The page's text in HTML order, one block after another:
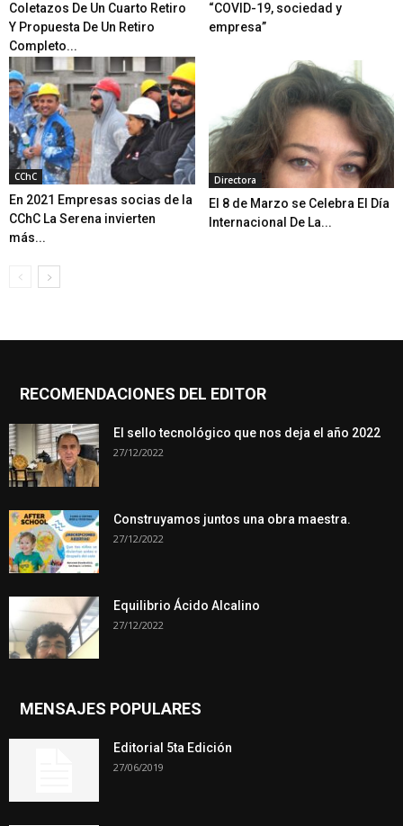
Coletazos De Un Cuarto Retiro
Y Propuesta De Un Retiro
Completo...
“COVID-19, sociedad y
empresa”
CChC
En 2021 Empresas socias de la
CChC La Serena invierten
más...
Directora
El 8 de Marzo se Celebra El Día
Internacional De La...
RECOMENDACIONES DEL EDITOR
El sello tecnológico que nos deja el año 2022
27/12/2022
Construyamos juntos una obra maestra.
27/12/2022
Equilibrio Ácido Alcalino
27/12/2022
MENSAJES POPULARES
Editorial 5ta Edición
27/06/2019